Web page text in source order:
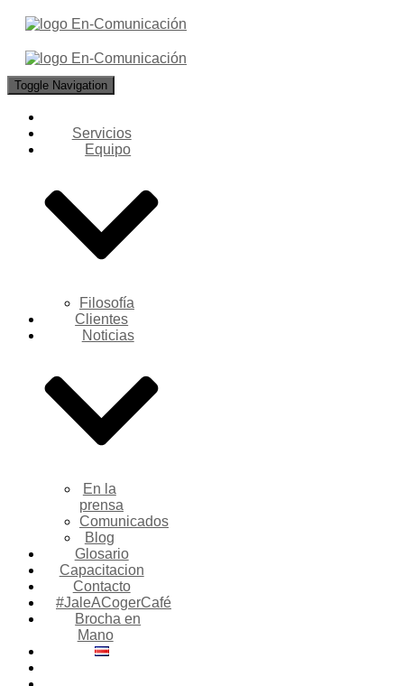
Toggle Navigation
Servicios
Equipo
Filosofía
Clientes
Noticias
En la
prensa
Comunicados
Blog
Glosario
Capacitacion
Contacto
#JaleACogerCafé
Brocha en
Mano